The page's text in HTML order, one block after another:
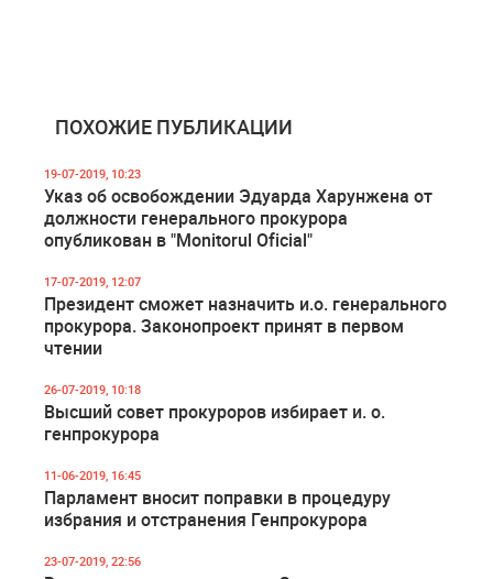
ПОХОЖИЕ ПУБЛИКАЦИИ
19-07-2019, 10:23
Указ об освобождении Эдуарда Харунжена от
должности генерального прокурора
опубликован в "Monitorul Oficial"
17-07-2019, 12:07
Президент сможет назначить и.о. генерального
прокурора. Законопроект принят в первом
чтении
26-07-2019, 10:18
Высший совет прокуроров избирает и. о.
генпрокурора
11-06-2019, 16:45
Парламент вносит поправки в процедуру
избрания и отстранения Генпрокурора
23-07-2019, 22:56